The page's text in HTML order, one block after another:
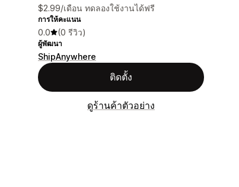
$2.99/เดือน ทดลองใช้งานได้ฟรี
การให้คะแนน
0.0 (0 รีวิว)
ผู้พัฒนา
ShipAnywhere
ติดตั้ง
ดูร้านค้าตัวอย่าง